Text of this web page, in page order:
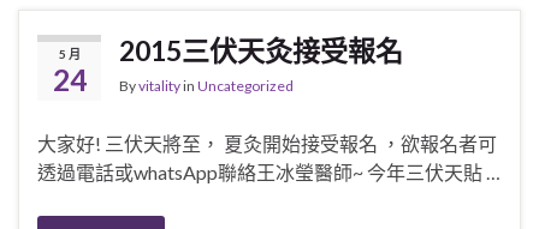
5 月
24
2015三伏天灸接受報名
Byvitalityin Uncategorized
大家好! 三伏天將至， 夏灸開始接受報名 ，欲報名者可
透過電話或whatsApp聯絡王冰瑩醫師~ 今年三伏天貼 …